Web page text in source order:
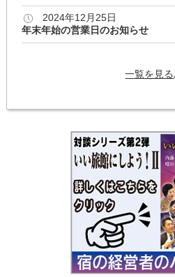
2024年12月25日
年末年始の営業日のお知らせ
一覧を見る